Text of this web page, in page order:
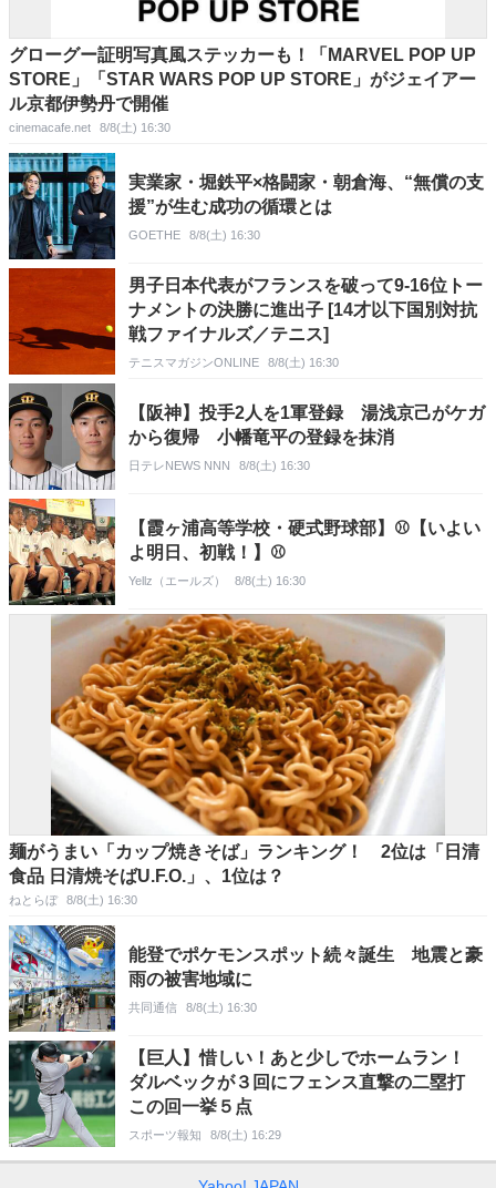
グローグー証明写真風ステッカーも！「MARVEL POP UP
STORE」「STAR WARS POP UP STORE」がジェイアー
ル京都伊勢丹で開催
cinemacafe.net 8/8(土) 16:30
実業家・堀鉄平×格闘家・朝倉海、“無償の支
援”が生む成功の循環とは
GOETHE 8/8(土) 16:30
男子日本代表がフランスを破って9-16位トー
ナメントの決勝に進出子 [14才以下国別対抗
戦ファイナルズ／テニス]
テニスマガジンONLINE 8/8(土) 16:30
【阪神】投手2人を1軍登録 湯浅京己がケガ
から復帰 小幡竜平の登録を抹消
日テレNEWS NNN 8/8(土) 16:30
【霞ヶ浦高等学校・硬式野球部】⚾【いよい
よ明日、初戦！】⚾
Yellz（エールズ） 8/8(土) 16:30
麺がうまい「カップ焼きそば」ランキング！ 2位は「日清
食品 日清焼そばU.F.O.」、1位は？
ねとらぼ 8/8(土) 16:30
能登でポケモンスポット続々誕生 地震と豪
雨の被害地域に
共同通信 8/8(土) 16:30
【巨人】惜しい！あと少しでホームラン！
ダルベックが３回にフェンス直撃の二塁打
この回一挙５点
スポーツ報知 8/8(土) 16:29